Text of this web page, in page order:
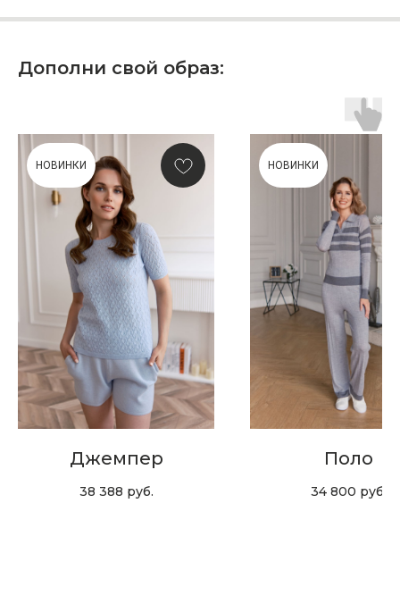
Дополни свой образ:
НОВИНКИ
Джемпер
38 388 руб.
НОВИНКИ
Поло
34 800 руб.
Скидка 10% за подписку
на Телеграм канал
Хотите быть в курсе всех новинок
и акций, подпишитесь на email рассылку
Ваш e-mail
Новинки, акции, подарки
и модный журнал — всё это
в нашем телеграмм канале:
MIR CASHMERE Official